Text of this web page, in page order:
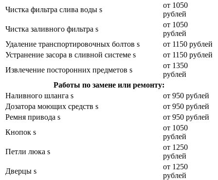
Чистка фильтра слива воды s
от 1050
рублей
Чистка заливного фильтра s
от 1050
рублей
Удаление транспортировочных болтов s
от 1150 рублей
Устранение засора в сливной системе s
от 1150 рублей
Извлечение посторонних предметов s
от 1350
рублей
Работы по замене или ремонту:
Наливного шланга s
от 950 рублей
Дозатора моющих средств s
от 950 рублей
Ремня привода s
от 950 рублей
Кнопок s
от 1050
рублей
Петли люка s
от 1250
рублей
Дверцы s
от 1250
рублей